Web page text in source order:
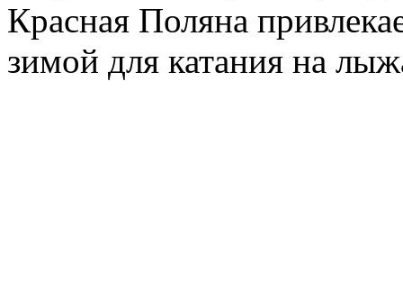
Красная Поляна
зимой для катания на